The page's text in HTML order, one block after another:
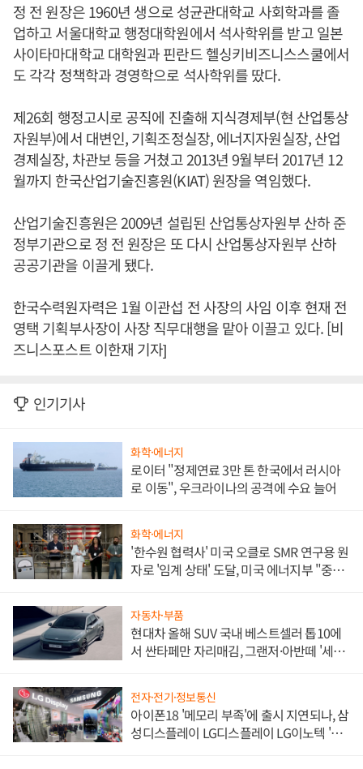
정 전 원장은 1960년 생으로 성균관대학교 사회학과를 졸
업하고 서울대학교 행정대학원에서 석사학위를 받고 일본
사이타마대학교 대학원과 핀란드 헬싱키비즈니스스쿨에서
도 각각 정책학과 경영학으로 석사학위를 땄다.
제26회 행정고시로 공직에 진출해 지식경제부(현 산업통상
자원부)에서 대변인, 기획조정실장, 에너지자원실장, 산업
경제실장, 차관보 등을 거쳤고 2013년 9월부터 2017년 12
월까지 한국산업기술진흥원(KIAT) 원장을 역임했다.
산업기술진흥원은 2009년 설립된 산업통상자원부 산하 준
정부기관으로 정 전 원장은 또 다시 산업통상자원부 산하
공공기관을 이끌게 됐다.
한국수력원자력은 1월 이관섭 전 사장의 사임 이후 현재 전
영택 기획부사장이 사장 직무대행을 맡아 이끌고 있다. [비
즈니스포스트 이한재 기자]
인기기사
화학·에너지
로이터 "정제연료 3만 톤 한국에서 러시아
로 이동", 우크라이나의 공격에 수요 늘어
화학·에너지
'한수원 협력사' 미국 오클로 SMR 연구용 원
자로 '임계 상태' 도달, 미국 에너지부 "중요
자동차·부품
현대차 올해 SUV 국내 베스트셀러 톱10에
서 싼타페만 자리매김, 그랜저·아반떼 '세단
전자·전기·정보통신
아이폰18 '메모리 부족'에 출시 지연되나, 삼
성디스플레이 LG디스플레이 LG이노텍 '탈